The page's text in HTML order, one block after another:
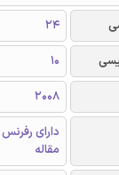
24
10
2008
دارای
مقاله